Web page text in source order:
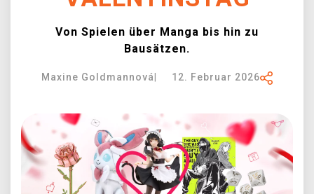
Von Spielen über Manga bis hin zu
Bausätzen.
Maxine Goldmannová 12. Februar 2026